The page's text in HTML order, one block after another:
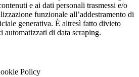
e ai dati personali trasmessi e/o
funzionale all’addestramento di
generativa. È altresì fatto divieto
automatizzati di data scraping.
Policy